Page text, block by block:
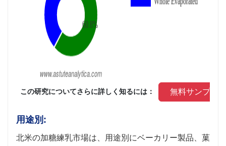
この研究についてさらに詳しく知るには： 無料サンプル
用途別:
北米の加糖練乳市場は、用途別にベーカリー製品、菓